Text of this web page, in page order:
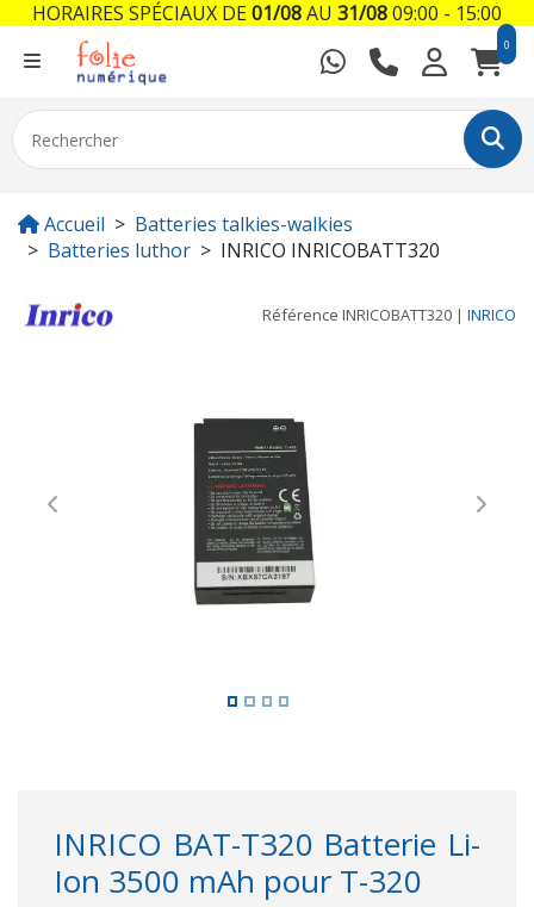
0
Accueil
Batteries talkies-walkies
Batteries luthor
INRICO INRICOBATT320
Référence INRICOBATT320 | INRICO
Previous Next
INRICO BAT-T320 Batterie Li-
Ion 3500 mAh pour T-320
HORAIRES SPÉCIAUX DE01/08AU 31/0809:00 - 15:00